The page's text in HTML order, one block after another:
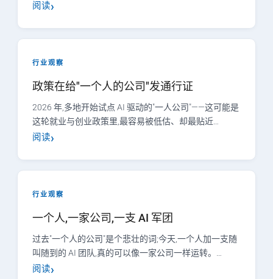
阅读
行业观察
政策在给"一个人的公司"发通行证
2026 年,多地开始试点 AI 驱动的"一人公司"——这可能是
这轮就业与创业政策里,最容易被低估、却最贴近…
阅读
行业观察
一个人,一家公司,一支 AI 军团
过去"一个人的公司"是个悲壮的词;今天,一个人加一支随
叫随到的 AI 团队,真的可以像一家公司一样运转。…
阅读